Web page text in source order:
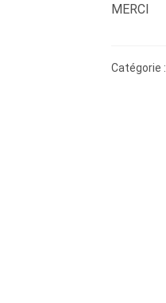
MERCI
Catégorie :